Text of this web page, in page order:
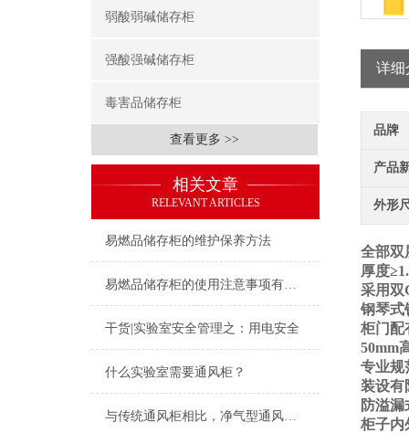
弱酸弱碱储存柜
强酸强碱储存柜
毒害品储存柜
查看更多 >>
相关文章
RELEVANT ARTICLES
易燃品储存柜的维护保养方法
易燃品储存柜的使用注意事项有哪些？
干货|实验室安全管理之：用电安全
什么实验室需要通风柜？
与传统通风柜相比，净气型通风柜的优点包括哪些？
详细
品牌
产品
外形
全部双
厚度
采用双
钢琴式
柜门配
50mm
专业规
装设有
防溢
柜子内